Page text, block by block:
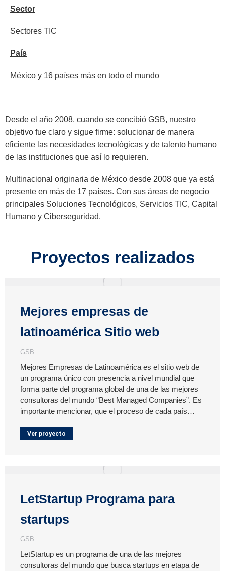
Sector
Sectores TIC
País
México y 16 países más en todo el mundo
Desde el año 2008, cuando se concibió GSB, nuestro
objetivo fue claro y sigue firme: solucionar de manera
eficiente las necesidades tecnológicas y de talento humano
de las instituciones que así lo requieren.
Multinacional originaria de México desde 2008 que ya está
presente en más de 17 países. Con sus áreas de negocio
principales Soluciones Tecnológicos, Servicios TIC, Capital
Humano y Ciberseguridad.
Proyectos realizados
Mejores empresas de
latinoamérica Sitio web
GSB
Mejores Empresas de Latinoamérica es el sitio web de
un programa único con presencia a nivel mundial que
forma parte del programa global de una de las mejores
consultoras del mundo “Best Managed Companies”. Es
importante mencionar, que el proceso de cada país…
Ver proyecto
LetStartup Programa para
startups
GSB
LetStartup es un programa de una de las mejores
consultoras del mundo que busca startups en etapa de